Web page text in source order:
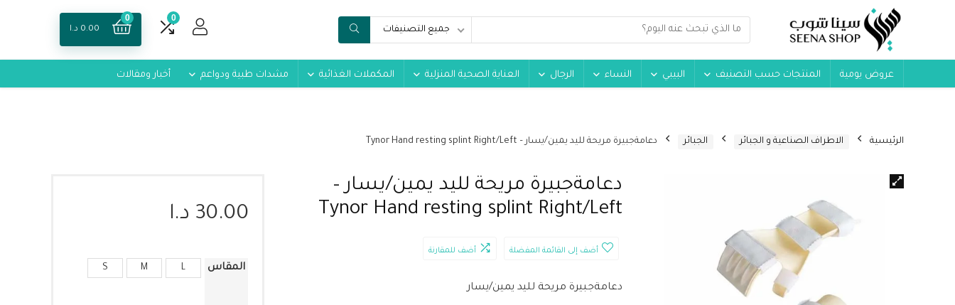
جميع التصنيفات
0
0
0.00 د.ا
عروض يومية المنتجات حسب التصنيف البيبي النساء الرجال العناية الصحية المنزلية المكملات الغذائية مشدات طبية ودواعم أخبار ومقالات
الرئيسية الاطراف الصناعية و الجبائر الجبائر دعامةجبيرة مريحة لليد يمين/يسار – Tynor Hand resting splint Right/Left
دعامةجبيرة مريحة لليد يمين/يسار –
Tynor Hand resting splint Right/Left
أضف إلى القائمة المفضلة أضف للمقارنة
دعامةجبيرة مريحة لليد يمين/يسار
30.00 د.ا
المقاس L
M
S